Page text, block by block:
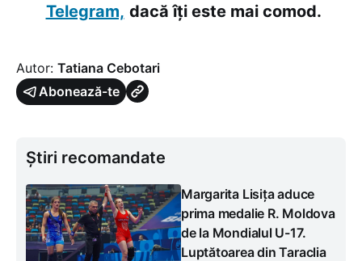
Telegram, dacă îți este mai comod.
Autor: Tatiana Cebotari
Abonează-te
Știri recomandate
Margarita Lisița aduce
prima medalie R. Moldova
de la Mondialul U-17.
Luptătoarea din Taraclia